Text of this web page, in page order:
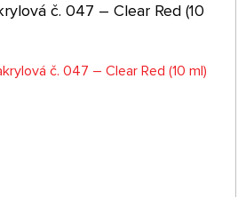
č. 047 – Clear Red (10